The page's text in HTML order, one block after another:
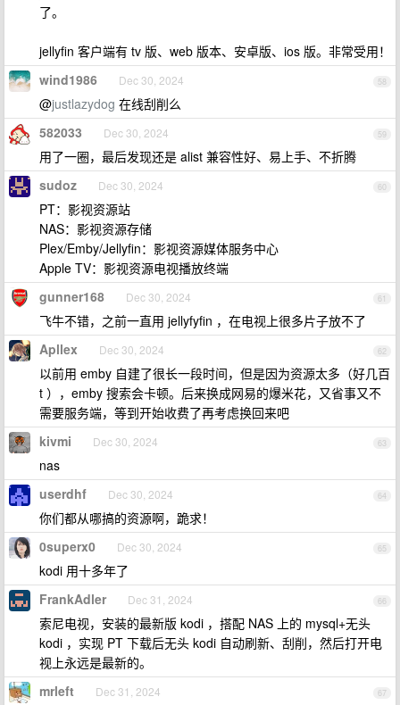
了。
jellyfin 客户端有 tv 版、web 版本、安卓版、ios 版。非常受用！
58
wind1986 Dec 30, 2024
@justlazydog 在线刮削么
59
582033 Dec 30, 2024
用了一圈，最后发现还是 alist 兼容性好、易上手、不折腾
60
sudoz Dec 30, 2024
PT：影视资源站
NAS：影视资源存储
Plex/Emby/Jellyfin：影视资源媒体服务中心
Apple TV：影视资源电视播放终端
61
gunner168 Dec 30, 2024
飞牛不错，之前一直用 jellyfyfin ，在电视上很多片子放不了
62
Apllex Dec 30, 2024
以前用 emby 自建了很长一段时间，但是因为资源太多（好几百
t ），emby 搜索会卡顿。后来换成网易的爆米花，又省事又不
需要服务端，等到开始收费了再考虑换回来吧
63
kivmi Dec 30, 2024
nas
64
userdhf Dec 30, 2024
你们都从哪搞的资源啊，跪求！
65
0superx0 Dec 30, 2024
kodi 用十多年了
66
FrankAdler Dec 31, 2024
索尼电视，安装的最新版 kodi ，搭配 NAS 上的 mysql+无头
kodi ，实现 PT 下载后无头 kodi 自动刷新、刮削，然后打开电
视上永远是最新的。
67
mrleft Dec 31, 2024